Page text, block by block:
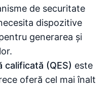
de securitate
dispozitive
generarea și
calificată (QES) este
oferă cel mai înalt